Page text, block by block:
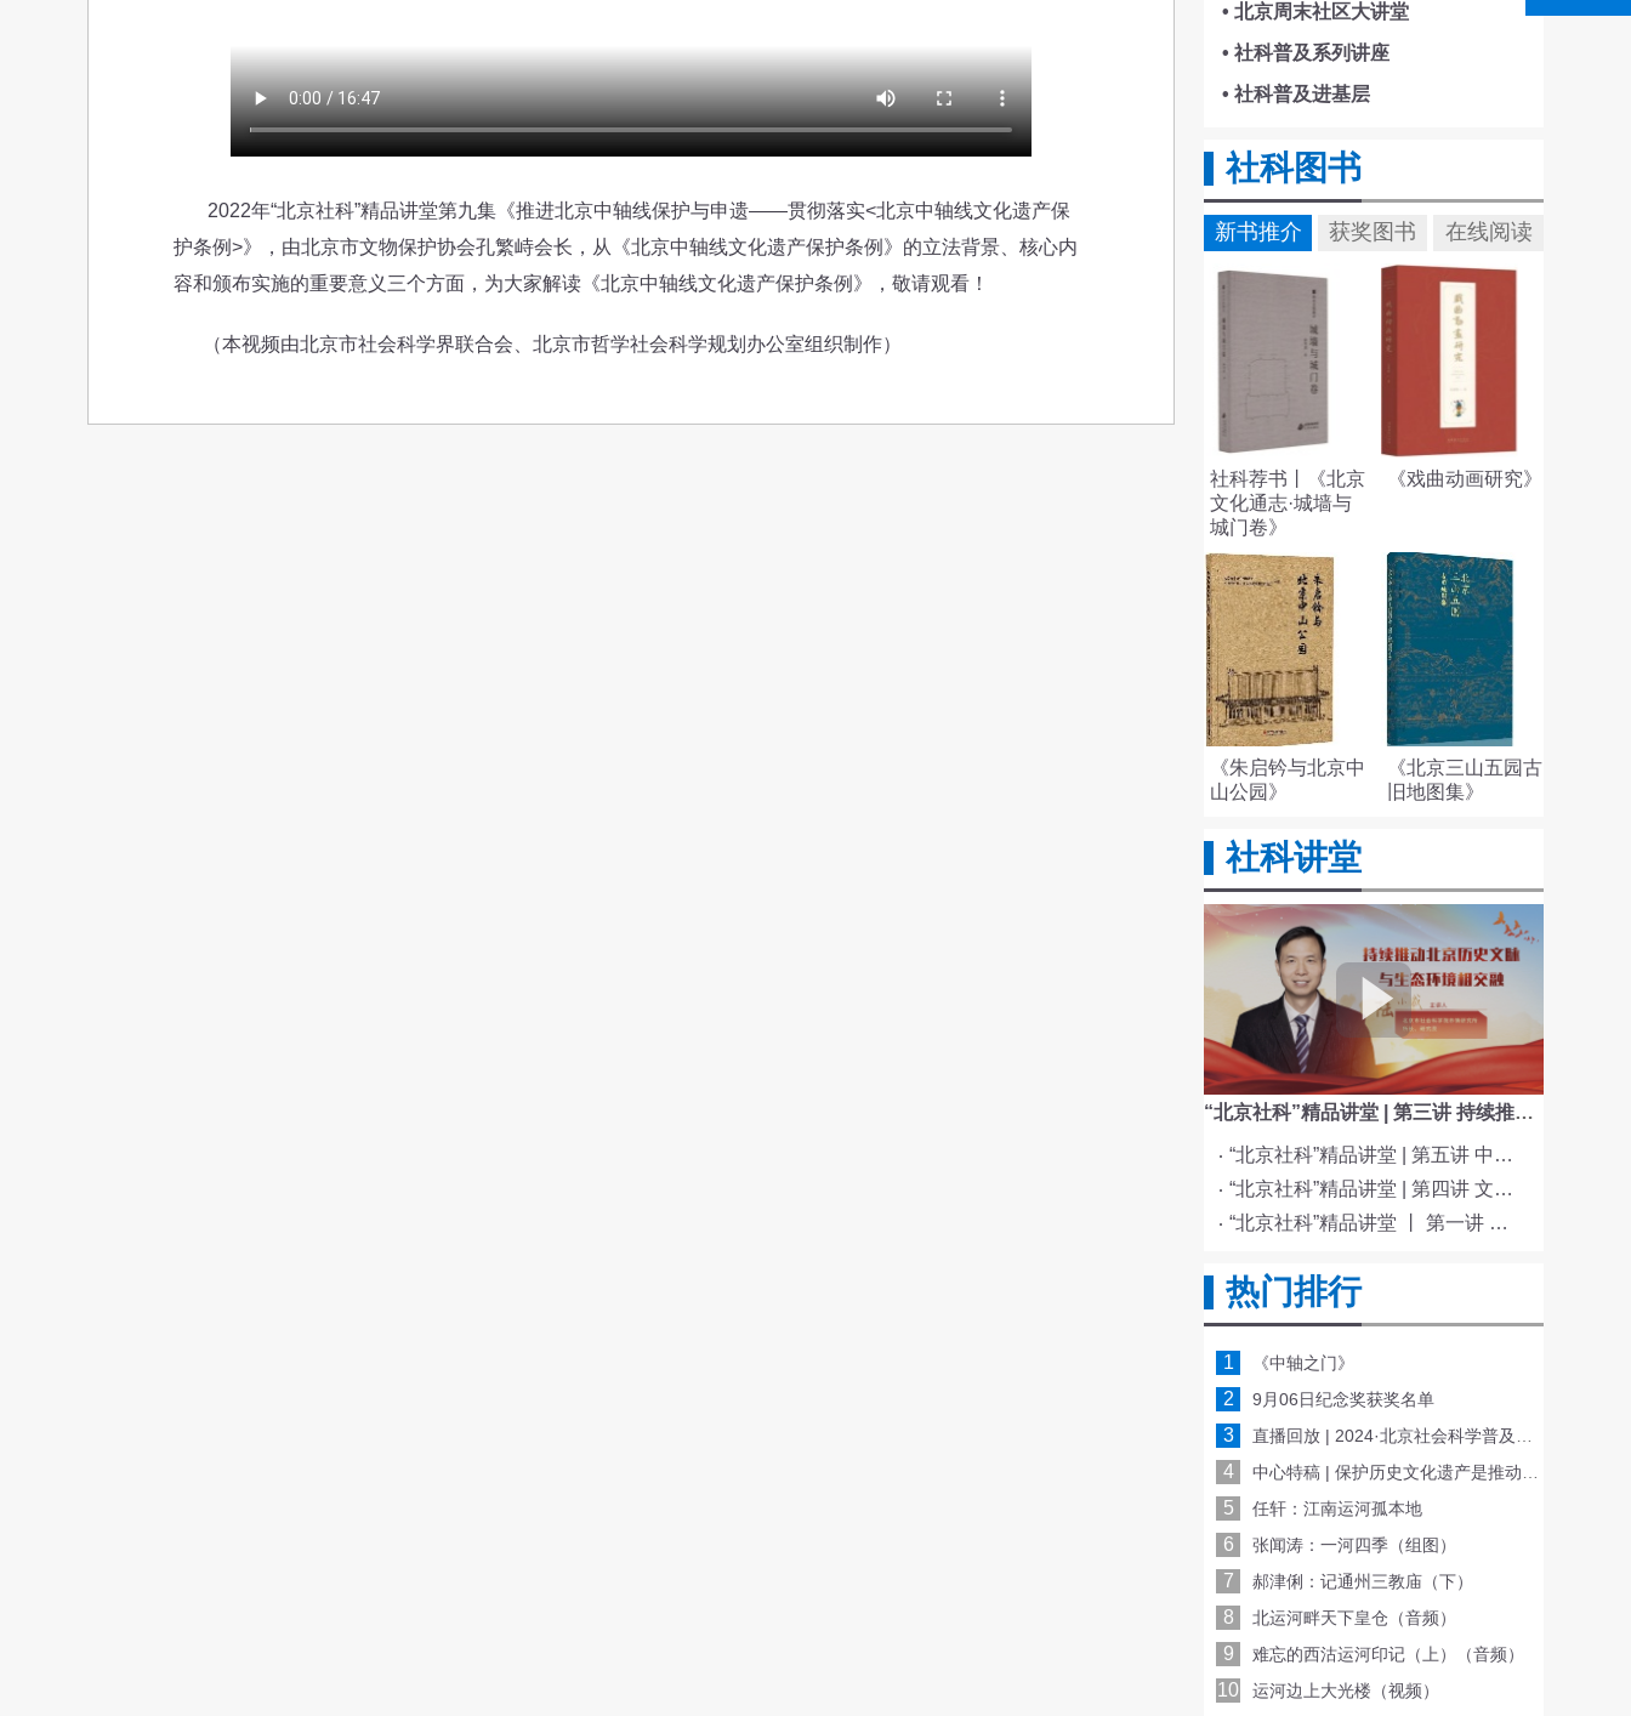
2022年“北京社科”精品讲堂第九集《推进北京中轴线保护与申遗——贯彻落实<北京中轴线文化遗产保
护条例>》，由北京市文物保护协会孔繁峙会长，从《北京中轴线文化遗产保护条例》的立法背景、核心内
容和颁布实施的重要意义三个方面，为大家解读《北京中轴线文化遗产保护条例》，敬请观看！
（本视频由北京市社会科学界联合会、北京市哲学社会科学规划办公室组织制作）
• 北京周末社区大讲堂
• 社科普及系列讲座
• 社科普及进基层
社科图书
新书推介 获奖图书 在线阅读
社科荐书丨《北京
文化通志·城墙与
城门卷》
《戏曲动画研究》
《朱启钤与北京中
山公园》
《北京三山五园古
旧地图集》
社科讲堂
“北京社科”精品讲堂 | 第三讲 持续推动北京历史文脉与生态环境相交融
“北京社科”精品讲堂 | 第五讲 中国电影与文化传统
“北京社科”精品讲堂 | 第四讲 文化与科技融合赋能新质生产力发展
“北京社科”精品讲堂 丨 第一讲 《红楼梦》的北京情缘
热门排行
1 《中轴之门》
2 9月06日纪念奖获奖名单
3 直播回放 | 2024·北京社会科学普及周开幕式
4 中心特稿 | 保护历史文化遗产是推动文化传承发展的重要基础
5 任轩：江南运河孤本地
6 张闻涛：一河四季（组图）
7 郝津俐：记通州三教庙（下）
8 北运河畔天下皇仓（音频）
9 难忘的西沽运河印记（上）（音频）
10 运河边上大光楼（视频）